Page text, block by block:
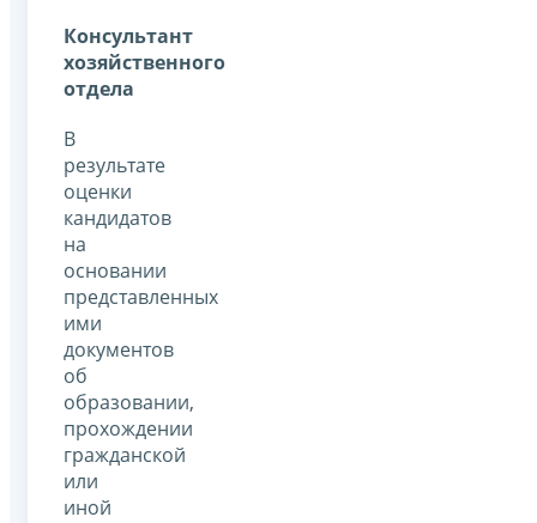
Консультант
хозяйственного
отдела
В
результате
оценки
кандидатов
на
основании
представленных
ими
документов
об
образовании,
прохождении
гражданской
или
иной